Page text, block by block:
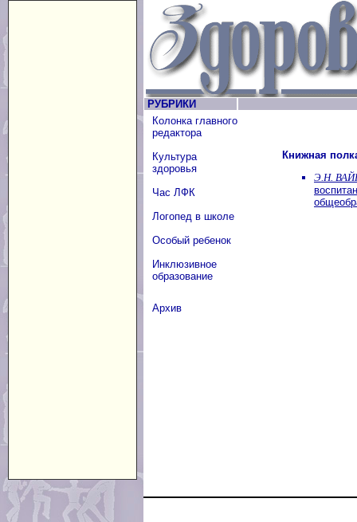
РУБРИКИ
Колонка главного
редактора
Культура
здоровья
Час ЛФК
Логопед в школе
Особый ребенок
Инклюзивное
образование
Архив
Книжная
Э.Н.